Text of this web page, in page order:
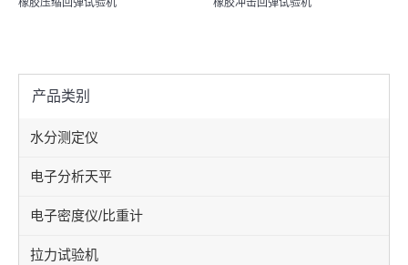
橡胶压缩回弹试验机 橡胶冲击回弹试验机
产品类别
水分测定仪
电子分析天平
电子密度仪/比重计
拉力试验机